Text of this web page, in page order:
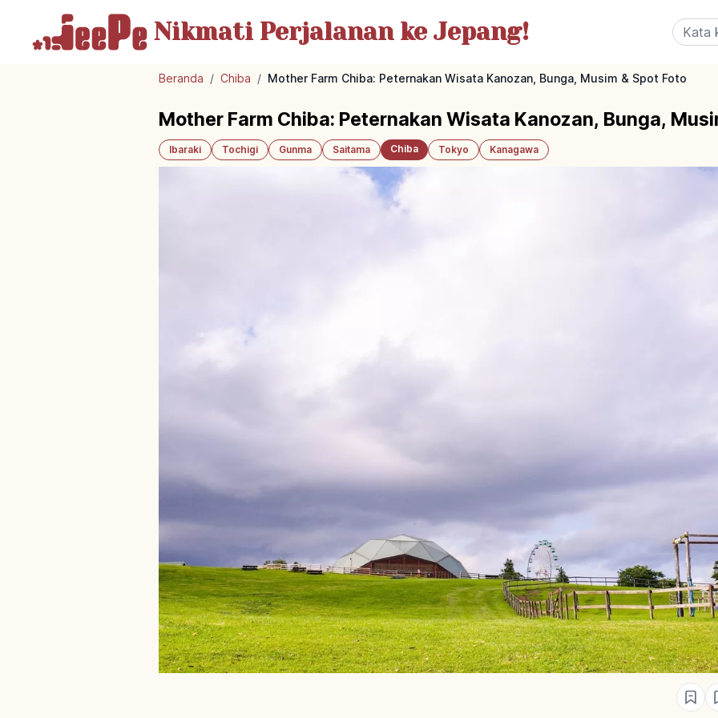
Nikmati Perjalananke Jepang!
Beranda / Chiba / Mother Farm Chiba: Peternakan Wisata Kanozan, Bunga, Musim & Spot Foto
Mother Farm Chiba: Peternakan Wisata Kanozan, Bunga,
Ibaraki Tochigi Gunma Saitama Chiba Tokyo Kanagawa